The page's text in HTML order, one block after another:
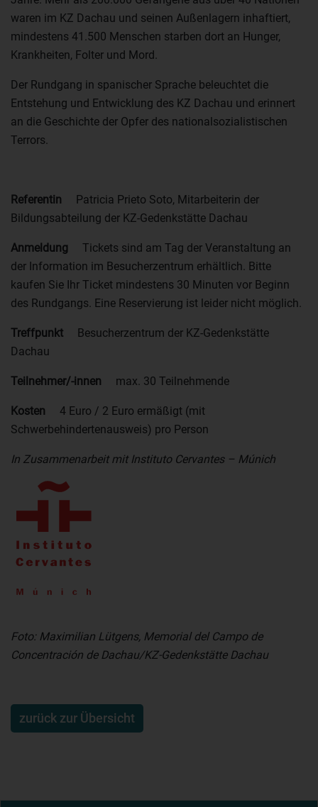
waren im KZ Dachau und seinen Außenlagern inhaftiert,
mindestens 41.500 Menschen starben dort an Hunger,
Krankheiten, Folter und Mord.
Der Rundgang in spanischer Sprache beleuchtet die
Entstehung und Entwicklung des KZ Dachau und erinnert
an die Geschichte der Opfer des nationalsozialistischen
Terrors.
Referentin Patricia Prieto Soto, Mitarbeiterin der
Bildungsabteilung der KZ-Gedenkstätte Dachau
Anmeldung Tickets sind am Tag der Veranstaltung an
der Information im Besucherzentrum erhältlich. Bitte
kaufen Sie Ihr Ticket mindestens 30 Minuten vor Beginn
des Rundgangs. Eine Reservierung ist leider nicht möglich.
Treffpunkt Besucherzentrum der KZ-Gedenkstätte
Dachau
Teilnehmer/-innen max. 30 Teilnehmende
Kosten 4 Euro / 2 Euro ermäßigt (mit
Schwerbehindertenausweis) pro Person
In Zusammenarbeit mit Instituto Cervantes – Múnich
Foto: Maximilian Lütgens, Memorial del Campo de
Concentración de Dachau/KZ-Gedenkstätte Dachau
zurück zur Übersicht